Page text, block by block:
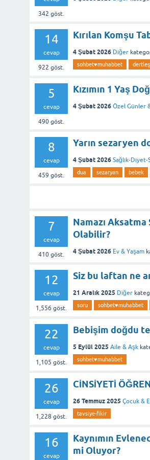
342 göst.
14
cevap
922 göst.
Kırılan Komşu
4 Şubat 2026 Diğer
sohbet♥️muhabbet
5
cevap
490 göst.
Kızımın 1 Yaş
4 Şubat 2026 Özel Günler
8
cevap
459 göst.
Yarın sezaryen
4 Şubat 2026 Sağlık-Diyet-
dua sezaryan bebek
7
cevap
410 göst.
Namazı
Olabilir?
4 Şubat 2026 Ev & Yaşam
12
cevap
1,556 göst.
Siz bu laftan ne
21 Aralık 2025 Diğer
soru sohbet♥️muhabbet
22
cevap
1,105 göst.
Bebişim doğdu
5 Eylül 2025 Aile & Aşk
sohbet♥️muhabbet
26
cevap
1,228 göst.
CİNSİYETİ
26 Temmuz 2025 Çocuk &
tavsiye-fikir
16
cevap
Kaynımın
mi Oluyor?